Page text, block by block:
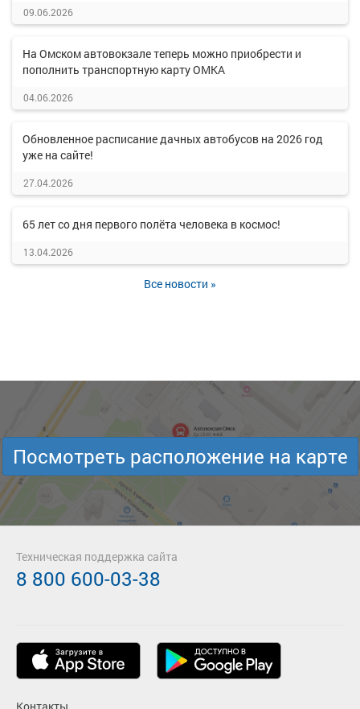
09.06.2026
На Омском автовокзале теперь можно приобрести и
пополнить транспортную карту ОМКА
04.06.2026
Обновленное расписание дачных автобусов на 2026 год
уже на сайте!
27.04.2026
65 лет со дня первого полёта человека в космос!
13.04.2026
Все новости »
Посмотреть расположение на карте
Техническая поддержка сайта
8 800 600-03-38